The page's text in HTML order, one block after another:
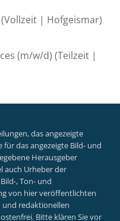
| Hofgeismar)
(m/w/d) (Teilzeit |
das angezeigte
für das angezeigte Bild- und
Herausgeber
auch Urheber der
, Ton- und
von hier veröffentlichten
redaktionellen
Bitte klären Sie vor